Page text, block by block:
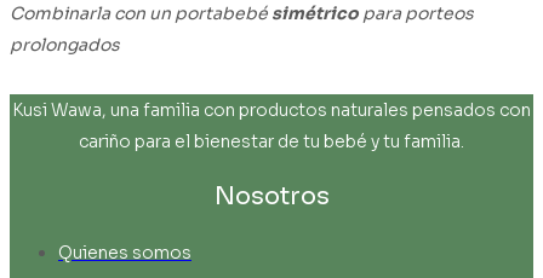
Combinarla con un portabebé simétrico para porteos
prolongados
Kusi Wawa, una familia con productos naturales pensados con
cariño para el bienestar de tu bebé y tu familia.
Nosotros
Quienes somos